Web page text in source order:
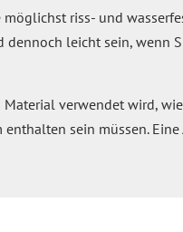
riss- und
leicht sein, wenn
verwendet wird,
sein müssen.